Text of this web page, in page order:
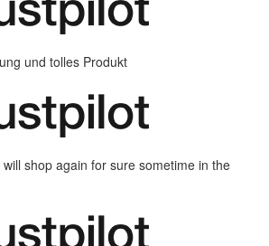
und tolles Produkt
shop again for sure sometime in the